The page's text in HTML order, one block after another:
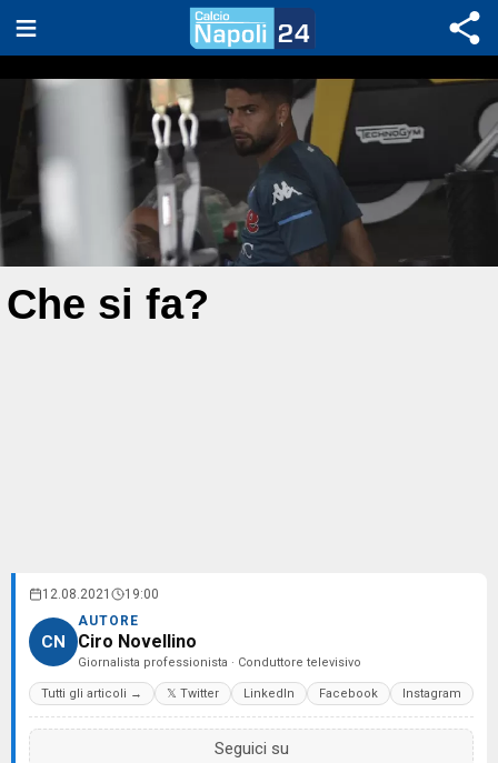
Che si fa?
12.08.2021 19:00
CN
AUTORE
Ciro Novellino
Giornalista professionista · Conduttore televisivo
Tutti gli articoli → 𝕏 Twitter LinkedIn Facebook Instagram
Seguici su